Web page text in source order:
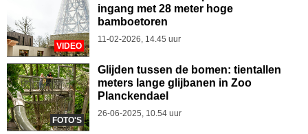
VIDEO
ingang met 28 meter hoge
bamboetoren
11-02-2026, 14.45 uur
FOTO'S
Glijden tussen de bomen: tientallen
meters lange glijbanen in Zoo
Planckendael
26-06-2025, 10.54 uur